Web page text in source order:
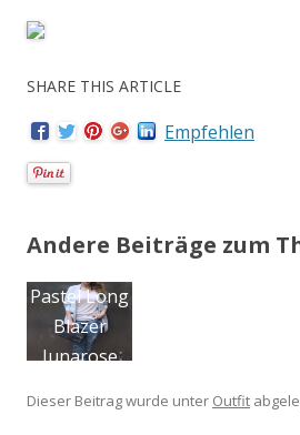
SHARE THIS ARTICLE
Empfehlen
Andere Beiträge zum
Plus Size
Jeans :
Sheego
Dieser Beitrag wurde unter Outfit